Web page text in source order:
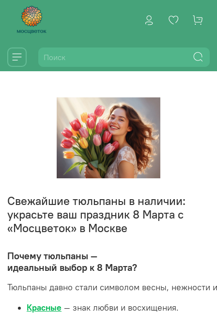
Свежайшие тюльпаны в наличии:
украсьте ваш праздник 8 Марта с
«Мосцветок» в Москве
Почему тюльпаны —
идеальный выбор к 8 Марта?
Тюльпаны давно стали символом весны, нежности и
Красные — знак любви и восхищения.